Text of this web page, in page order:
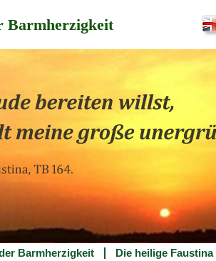
Barmherzigkeit
Barmherzigkeit Die heilige Faustina